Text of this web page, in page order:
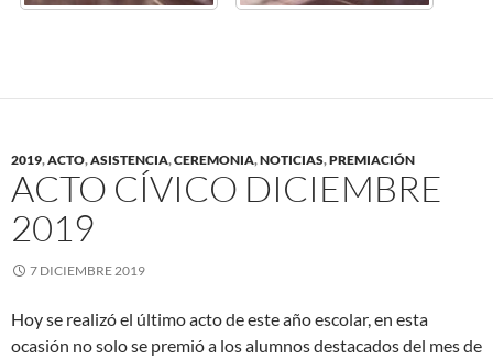
2019,ACTO,ASISTENCIA,CEREMONIA,NOTICIAS,PREMIACIÓN
ACTO CÍVICO DICIEMBRE
2019
7 DICIEMBRE 2019
Hoy se realizó el último acto de este año escolar, en esta
ocasión no solo se premió a los alumnos destacados del mes de